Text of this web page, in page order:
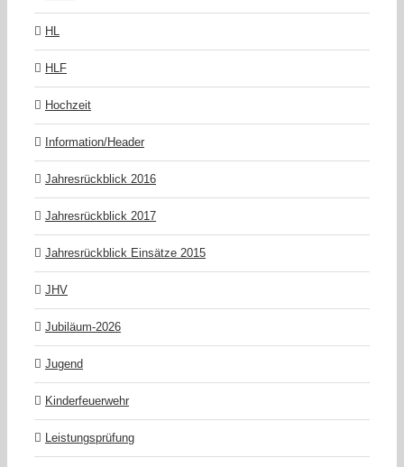
HL
HLF
Hochzeit
Information/Header
Jahresrückblick 2016
Jahresrückblick 2017
Jahresrückblick Einsätze 2015
JHV
Jubiläum-2026
Jugend
Kinderfeuerwehr
Leistungsprüfung